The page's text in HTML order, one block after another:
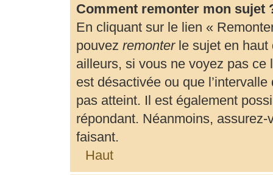
Comment remonter mon sujet
En cliquant sur le lien «
pouvez remonterle sujet en haut
ailleurs, si vous ne voyez pas
est désactivée ou que
pas atteint. Il est également
répondant. Néanmoins,
faisant.
Haut